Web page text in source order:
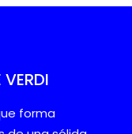
VERDI
forma